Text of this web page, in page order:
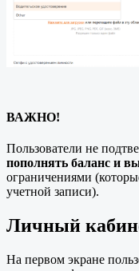
ВАЖНО!
Пользователи не
пополнять баланс и
ограничениями
учетной записи).
Личный
На первом экране